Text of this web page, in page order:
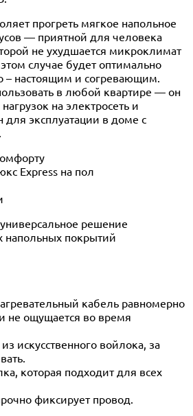
прогреть мягкое напольное
— приятной для человека
не ухудшается микроклимат
случае будет оптимально
– настоящим и согревающим.
в любой квартире — он
на электросеть и
для эксплуатации в доме с
Express на пол
решение
покрытий
кабель равномерно
не ощущается во время
искусственного войлока, за
которая подходит для всех
фиксирует провод.